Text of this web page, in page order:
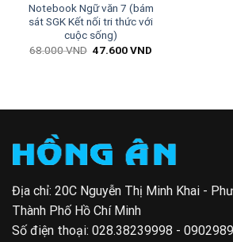
Notebook Ngữ văn 7 (bám
sát SGK Kết nối tri thức với
cuộc sống)
68.000VND Giá
47.600VND
Địa chỉ: 20C Nguyễn Thị Minh Khai -
Thành Phố Hồ Chí Minh
Số điện thoại: 028.38239998 -